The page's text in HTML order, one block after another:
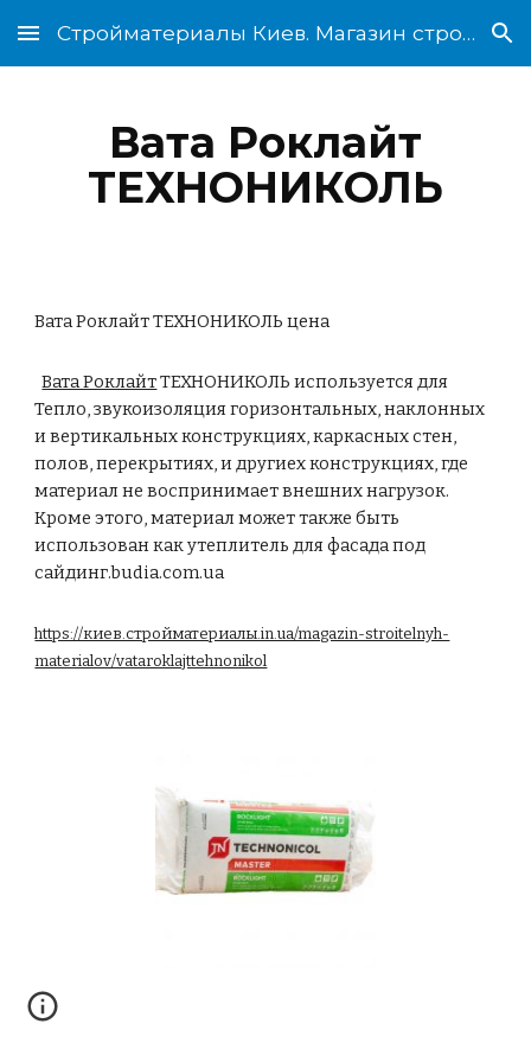
Skip to main content Skip to navigation
Стройматериалы Киев. Магазин стройматериалов
Вата Роклайт
ТЕХНОНИКОЛЬ
Вата Роклайт ТЕХНОНИКОЛЬ цена
Вата РоклайтТЕХНОНИКОЛЬ используется для
Тепло, звукоизоляция горизонтальных, наклонных
и вертикальных конструкциях, каркасных стен,
полов, перекрытиях, и другиех конструкциях, где
материал не воспринимает внешних нагрузок.
Кроме этого, материал может также быть
использован как утеплитель для фасада под
сайдинг.budia.com.ua
https://киев.стройматериалы.in.ua/magazin-stroitelnyh-
materialov/vataroklajttehnonikol